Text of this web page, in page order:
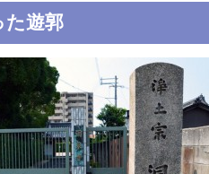
た遊郭